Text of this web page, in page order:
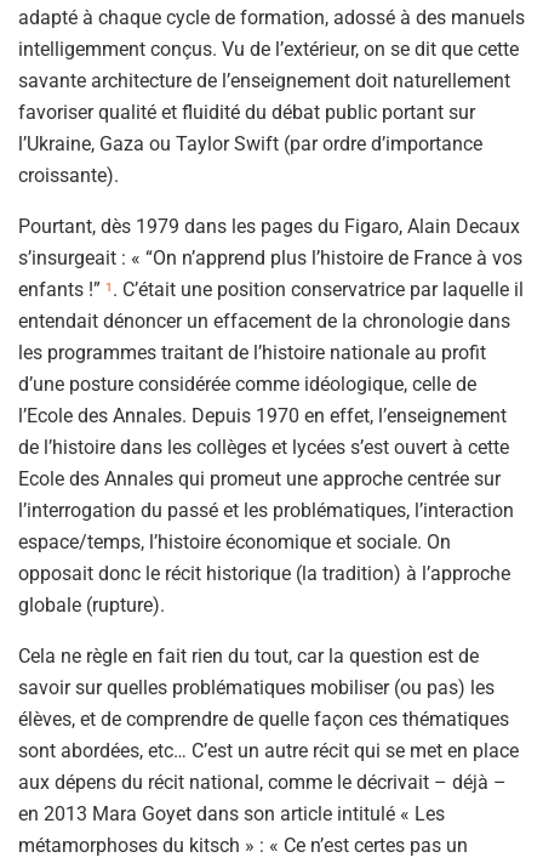
adapté à chaque cycle de formation, adossé à des manuels
intelligemment conçus. Vu de l’extérieur, on se dit que cette
savante architecture de l’enseignement doit naturellement
favoriser qualité et fluidité du débat public portant sur
l’Ukraine, Gaza ou Taylor Swift (par ordre d’importance
croissante).
Pourtant, dès 1979 dans les pages du Figaro, Alain Decaux
s’insurgeait : « “On n’apprend plus l’histoire de France à vos
enfants !” 1 . C’était une position conservatrice par laquelle il
entendait dénoncer un effacement de la chronologie dans
les programmes traitant de l’histoire nationale au profit
d’une posture considérée comme idéologique, celle de
l’Ecole des Annales. Depuis 1970 en effet, l’enseignement
de l’histoire dans les collèges et lycées s’est ouvert à cette
Ecole des Annales qui promeut une approche centrée sur
l’interrogation du passé et les problématiques, l’interaction
espace/temps, l’histoire économique et sociale. On
opposait donc le récit historique (la tradition) à l’approche
globale (rupture).
Cela ne règle en fait rien du tout, car la question est de
savoir sur quelles problématiques mobiliser (ou pas) les
élèves, et de comprendre de quelle façon ces thématiques
sont abordées, etc… C’est un autre récit qui se met en place
aux dépens du récit national, comme le décrivait – déjà –
en 2013 Mara Goyet dans son article intitulé « Les
métamorphoses du kitsch » : « Ce n’est certes pas un